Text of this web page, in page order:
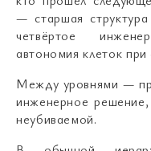
— старшая
четвёртое
автономия клеток
Между уровнями —
инженерное
неубиваемой.